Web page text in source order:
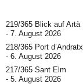
219/365 Blick auf Artà
7. August 2026
218/365 Port d’Andratx
6. August 2026
217/365 Sant Elm
5. August 2026